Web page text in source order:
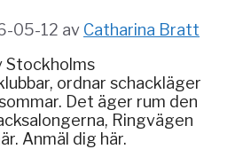
05-12 av Catharina Bratt
Stockholms
ordnar schackläger
Det äger rum den
Ringvägen
Anmäl dig här.